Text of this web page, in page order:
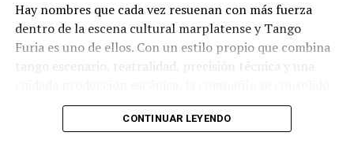
Hay nombres que cada vez resuenan con más fuerza
dentro de la escena cultural marplatense y Tango
Furia es uno de ellos. Con un estilo propio que combina
tango escenario, teatralidad, precisión técnica y una
como uno de los grandes referentes del género en el
CONTINUAR LEYENDO